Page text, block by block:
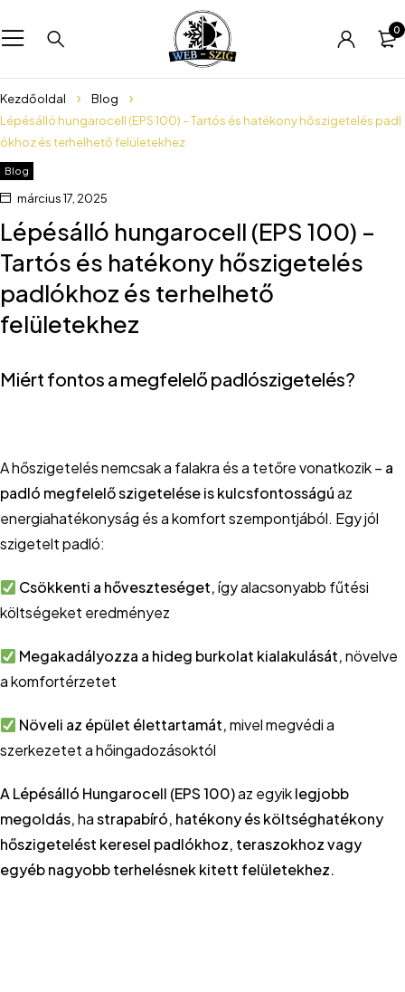
0
Kezdőoldal
Blog
Lépésálló hungarocell (EPS 100) – Tartós és hatékony hőszigetelés padl
ókhoz és terhelhető felületekhez
Blog
március 17, 2025
Lépésálló hungarocell (EPS 100) –
Tartós és hatékony hőszigetelés
padlókhoz és terhelhető
felületekhez
Miért fontos a megfelelő padlószigetelés?
A hőszigetelés nemcsak a falakra és a tetőre vonatkozik – a
padló megfelelő szigetelése is kulcsfontosságúaz
energiahatékonyság és a komfort szempontjából. Egy jól
szigetelt padló:
Csökkenti a hőveszteséget,így alacsonyabb fűtési
költségeket eredményez
Megakadályozza a hideg burkolat kialakulását,növelve
a komfortérzetet
Növeli az épület élettartamát,mivel megvédi a
szerkezetet a hőingadozásoktól
A Lépésálló Hungarocell (EPS 100)az egyiklegjobb
megoldás,hastrapabíró, hatékony és költséghatékony
hőszigetelést keresel padlókhoz, teraszokhoz vagy
egyéb nagyobb terhelésnek kitett felületekhez.